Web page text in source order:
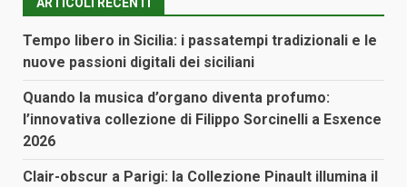
ARTICOLI RECENTI
Tempo libero in Sicilia: i passatempi tradizionali e le
nuove passioni digitali dei siciliani
Quando la musica d’organo diventa profumo:
l’innovativa collezione di Filippo Sorcinelli a Esxence
2026
Clair-obscur a Parigi: la Collezione Pinault illumina il